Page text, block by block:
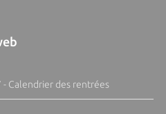
Calendrier des rentrées